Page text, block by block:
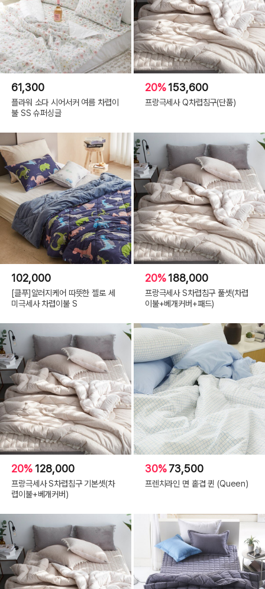
61,300
플라워 소다 시어서커 여름 차렵이
불 SS 슈퍼싱글
20%153,600
프랑극세사 Q차렵침구(단품)
102,000
[클푸]알러지케어 따뜻한 젤로 세
미극세사 차렵이불 S
20%188,000
프랑극세사 S차렵침구 풀셋(차렵
이불+베개커버+패드)
20% 128,000
프랑극세사 S차렵침구 기본셋(차
렵이불+베개커버)
30%73,500
프렌치라인 면 홑겹 퀸 (Queen)